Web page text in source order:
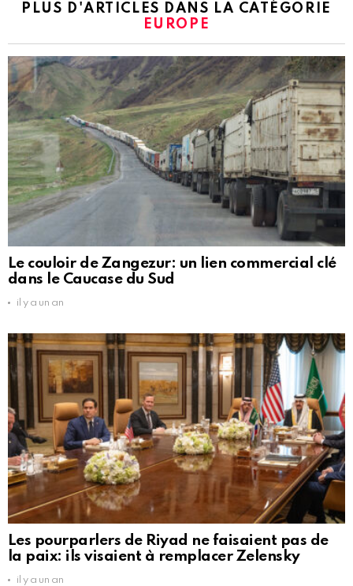
PLUS D'ARTICLES DANS LA CATÉGORIE
EUROPE
Le couloir de Zangezur: un lien commercial clé
dans le Caucase du Sud
il y a un an
Les pourparlers de Riyad ne faisaient pas de
la paix: ils visaient à remplacer Zelensky
il y a un an